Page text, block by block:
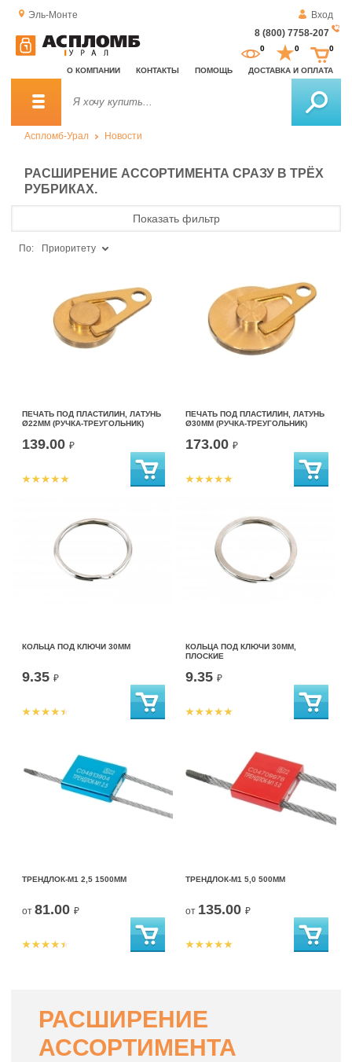
Эль-Монте
Вход
8 (800) 7758-207
О КОМПАНИИ КОНТАКТЫ ПОМОЩЬ ДОСТАВКА И ОПЛАТА
0 0 0
Аспломб-Урал Новости
РАСШИРЕНИЕ АССОРТИМЕНТА СРАЗУ В ТРЁХ
РУБРИКАХ.
Показать фильтр
По: Приоритету
ПЕЧАТЬ ПОД ПЛАСТИЛИН, ЛАТУНЬ
Ø22ММ (РУЧКА-ТРЕУГОЛЬНИК)
139.00 ₽
ПЕЧАТЬ ПОД ПЛАСТИЛИН, ЛАТУНЬ
Ø30ММ (РУЧКА-ТРЕУГОЛЬНИК)
173.00 ₽
КОЛЬЦА ПОД КЛЮЧИ 30ММ
9.35 ₽
КОЛЬЦА ПОД КЛЮЧИ 30ММ,
ПЛОСКИЕ
9.35 ₽
ТРЕНДЛОК-М1 2,5 1500ММ
от 81.00 ₽
ТРЕНДЛОК-М1 5,0 500ММ
от 135.00 ₽
РАСШИРЕНИЕ
АССОРТИМЕНТА